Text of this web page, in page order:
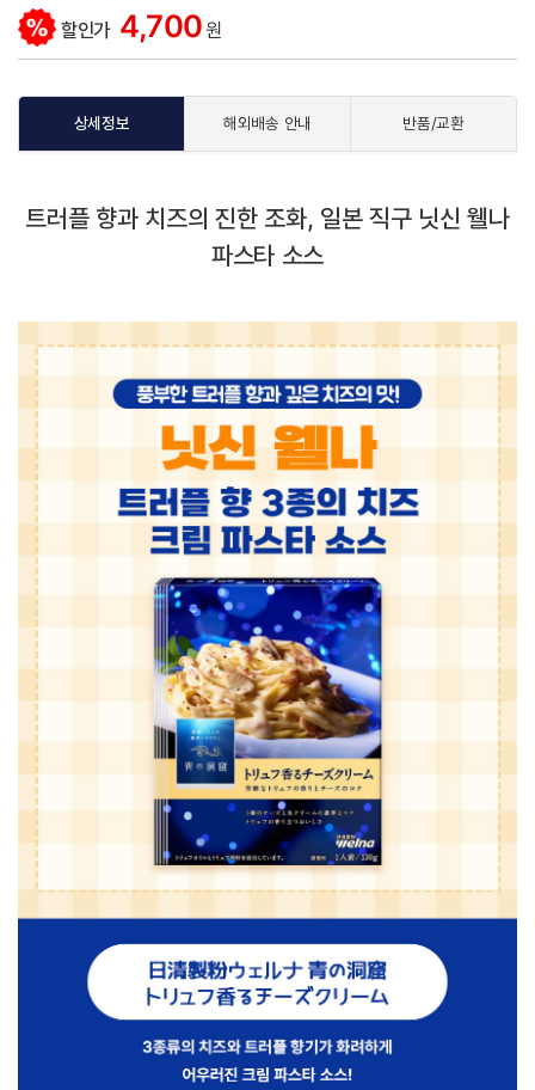
할인가 4,700원
상세정보 해외배송 안내 반품/교환
트러플 향과 치즈의 진한 조화, 일본 직구 닛신 웰나
파스타 소스